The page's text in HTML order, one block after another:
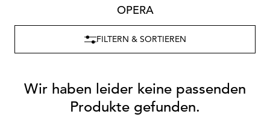
OPERA
FILTERN & SORTIEREN
Wir haben leider keine passenden
Produkte gefunden.